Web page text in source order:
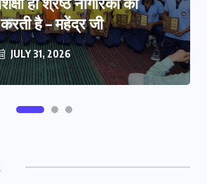
विमोचन
JULY 29, 2026